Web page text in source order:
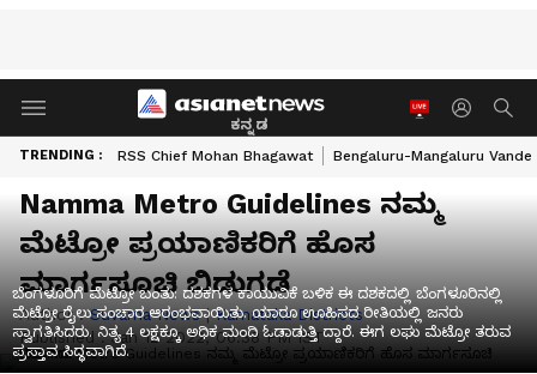
ಕನ್ನಡ
TRENDING : RSS Chief Mohan Bhagawat Bengaluru-Mangaluru
Namma Metro Guidelines ನಮ್ಮ
ಮೆಟ್ರೋ ಪ್ರಯಾಣಿಕರಿಗೆ ಹೊಸ
ಮಾರ್ಗಸೂಚಿ ಬಿಡುಗಡೆ
Author :Suvarna News|Karnataka Districts
Published :Jan 12 2022, 06:38 PM IST
ಬೆಂಗಳೂರಿಗೆ ಮೆಟ್ರೋ ಬಂತು: ದಶಕಗಳ ಕಾಯುವಿಕೆ ಬಳಿಕ ಈ ದಶಕದಲ್ಲಿ ಬೆಂಗಳೂರಿನಲ್ಲಿ
ಮೆಟ್ರೋ ರೈಲು ಸಂಚಾರ ಆರಂಭವಾಯಿತು. ಯಾರೂ ಊಹಿಸದ ರೀತಿಯಲ್ಲಿ ಜನರು
ಸ್ವಾಗತಿಸಿದರು. ನಿತ್ಯ 4 ಲಕ್ಷಕ್ಕೂ ಅಧಿಕ ಮಂದಿ ಓಡಾಡುತ್ತಿ ದ್ದಾರೆ. ಈಗ ಲಘು ಮೆಟ್ರೋ ತರುವ
ಪ್ರಸ್ತಾವ ಸಿದ್ಧವಾಗಿದೆ.